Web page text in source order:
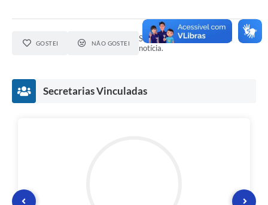
GOSTEI NÃO GOSTEI
Seja o primeiro a curtir esta
notícia.
Secretarias Vinculadas